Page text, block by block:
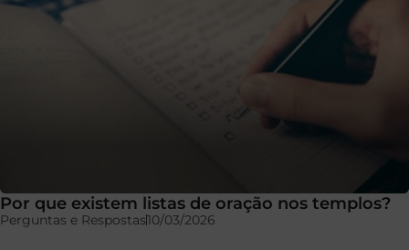
Por que existem listas de oração nos templos?
Perguntas e Respostas10/03/2026